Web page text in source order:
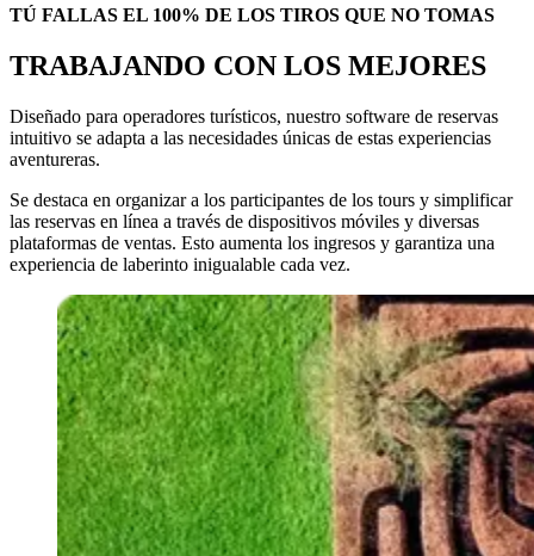
TÚ FALLAS EL 100% DE LOS TIROS QUE NO TOMAS
TRABAJANDO CON LOS MEJORES
Diseñado para operadores turísticos, nuestro software de reservas
intuitivo se adapta a las necesidades únicas de estas experiencias
aventureras.
Se destaca en organizar a los participantes de los tours y simplificar
las reservas en línea a través de dispositivos móviles y diversas
plataformas de ventas. Esto aumenta los ingresos y garantiza una
experiencia de laberinto inigualable cada vez.